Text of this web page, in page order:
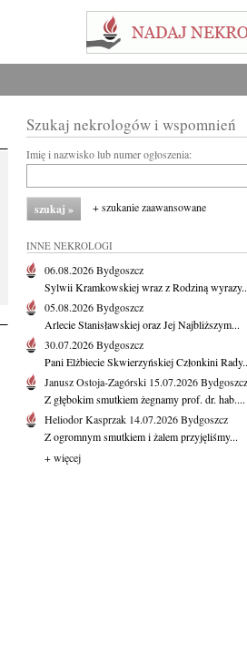
Szukaj nekrologów i wspomnień
Imię i nazwisko lub numer ogłoszenia:
+ szukanie zaawansowane
INNE NEKROLOGI
06.08.2026Bydgoszcz
Sylwii Kramkowskiej wraz z Rodziną
05.08.2026Bydgoszcz
Arlecie Stanisławskiej oraz Jej Najbliższym...
30.07.2026Bydgoszcz
Pani Elżbiecie Skwierzyńskiej Członkini
Janusz Ostoja-Zagórski 15.07.2026Bydgoszcz
Z głębokim smutkiem żegnamy prof. dr. hab....
Heliodor Kasprzak 14.07.2026Bydgoszcz
Z ogromnym smutkiem i żalem przyjęliśmy...
+ więcej